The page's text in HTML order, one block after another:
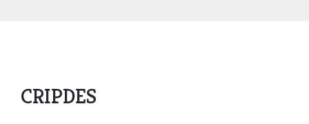
CRIPDES